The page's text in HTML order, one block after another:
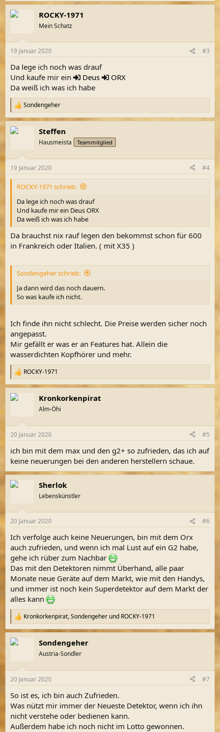
ROCKY-1971
Mein Schatz
19 Januar 2020 #3
Da lege ich noch was drauf
Und kaufe mir ein
Deus
ORX
Da weiß ich was ich habe
R
e
a
k
e
n
Sondengeher
Steffen
Hausmeista Teammitglied
19 Januar 2020 #4
ROCKY-1971 schrieb:
Da lege ich noch was drauf
Und kaufe mir ein Deus ORX
Da weiß ich was ich habe
Da brauchst nix rauf legen den bekommst schon für 600
in Frankreich oder Italien. ( mit X35 )
Sondengeher schrieb:
Ja dann wird das noch dauern.
So was kaufe ich nicht.
Ich finde ihn nicht schlecht. Die Preise werden sicher noch
angepasst.
Mir gefällt er was er an Features hat. Allein die
wasserdichten Kopfhörer und mehr.
R
e
a
k
e
:
ROCKY-1971
Kronkorkenpirat
Alm-Öhi
20 Januar 2020 #5
ich bin mit dem max und den g2+ so zufrieden, das ich auf
keine neuerungen bei den anderen herstellern schaue.
Sherlok
Lebenskünstler
20 Januar 2020 #6
Ich verfolge auch keine Neuerungen, bin mit dem Orx
auch zufrieden, und wenn ich mal Lust auf ein G2 habe,
gehe ich rüber zum Nachbar
Das mit den Detektoren nimmt Überhand, alle paar
Monate neue Geräte auf dem Markt, wie mit den Handys,
und immer ist noch kein Superdetektor auf dem Markt der
alles kann
R
e
a
k
e
:
Kronkorkenpirat,Sondengeher und ROCKY-1971
Sondengeher
Austria-Sondler
20 Januar 2020 #7
So ist es, ich bin auch Zufrieden.
Was nützt mir immer der Neueste Detektor, wenn ich ihn
nicht verstehe oder bedienen kann.
Außerdem habe ich noch nicht im Lotto gewonnen.